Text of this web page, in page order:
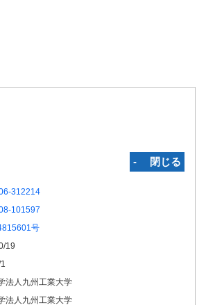
‐ 閉じる
312214
101597
号
19
法人九州工業大学
法人九州工業大学